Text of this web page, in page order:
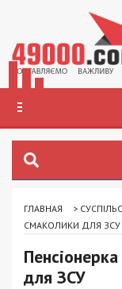
ГЛАВНАЯ >
СМАКОЛИКИ ДЛЯ ЗСУ
для ЗСУ